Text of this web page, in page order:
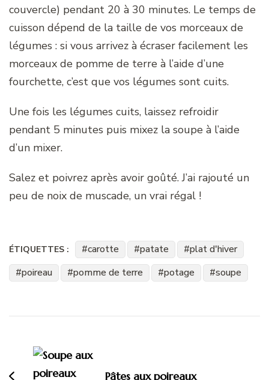
couvercle) pendant 20 à 30 minutes. Le temps de
cuisson dépend de la taille de vos morceaux de
légumes : si vous arrivez à écraser facilement les
morceaux de pomme de terre à l’aide d’une
fourchette, c’est que vos légumes sont cuits.
Une fois les légumes cuits, laissez refroidir
pendant 5 minutes puis mixez la soupe à l’aide
d’un mixer.
Salez et poivrez après avoir goûté. J’ai rajouté un
peu de noix de muscade, un vrai régal !
ÉTIQUETTES : carotte patate
plat d'hiver
poireau
pomme de terre potage soupe
d'article
Pâtes aux poireaux